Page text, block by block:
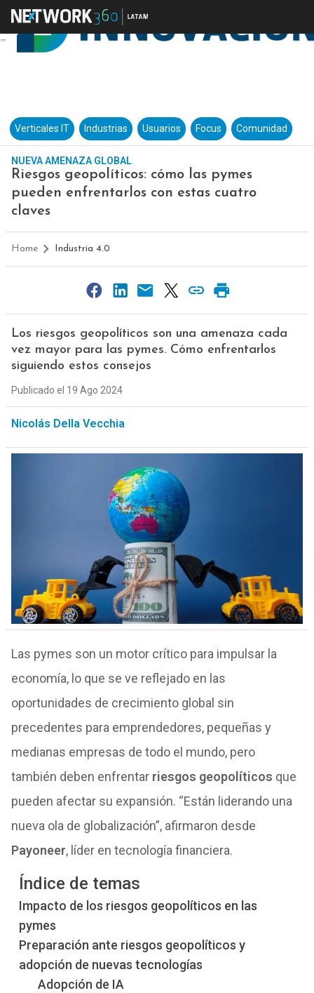
Verticales IT Industrias Usuarios Focus Comunidad
NUEVA AMENAZA GLOBAL
Riesgos geopolíticos: cómo las pymes
pueden enfrentarlos con estas cuatro
claves
Home Industria 4.0
Los riesgos geopolíticos son una amenaza cada
vez mayor para las pymes. Cómo enfrentarlos
siguiendo estos consejos
Publicado el 19 Ago 2024
Nicolás Della Vecchia
Las pymes son un motor crítico para impulsar la
economía, lo que se ve reflejado en las
oportunidades de crecimiento global sin
precedentes para emprendedores, pequeñas y
medianas empresas de todo el mundo, pero
también deben enfrentar riesgos geopolíticos que
pueden afectar su expansión. “Están liderando una
nueva ola de globalización”, afirmaron desde
Payoneer, líder en tecnología financiera.
Índice de temas
Impacto de los riesgos geopolíticos en las
pymes
Preparación ante riesgos geopolíticos y
adopción de nuevas tecnologías
Adopción de IA